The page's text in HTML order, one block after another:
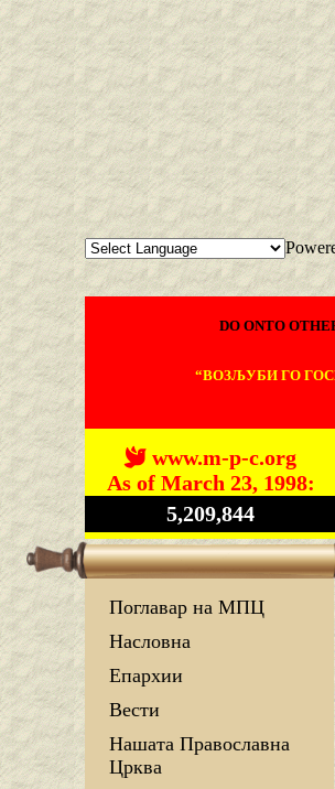
DO ONTO
“ВОЗЉУБИ ГО
www.m-p-c.org
As of March 23, 1998:
5,209,844
Поглавар на МПЦ
Насловна
Епархии
Вести
Нашата Православна
Црква